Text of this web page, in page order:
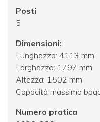
Posti
5
Dimensioni:
Lunghezza: 4113 mm
Larghezza: 1797 mm
Altezza: 1502 mm
Capacità massima
Numero pratica